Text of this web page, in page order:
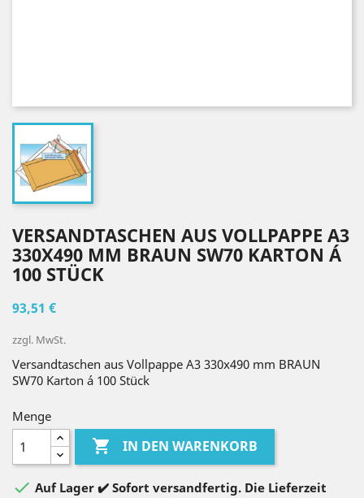
VERSANDTASCHEN AUS VOLLPAPPE A3
330X490 MM BRAUN SW70 KARTON Á
100 STÜCK
93,51 €
zzgl. MwSt.
Versandtaschen aus Vollpappe A3 330x490 mm BRAUN
SW70 Karton á 100 Stück
Menge
 IN DEN WARENKORB
 Auf Lager ✔️ Sofort versandfertig. Die Lieferzeit